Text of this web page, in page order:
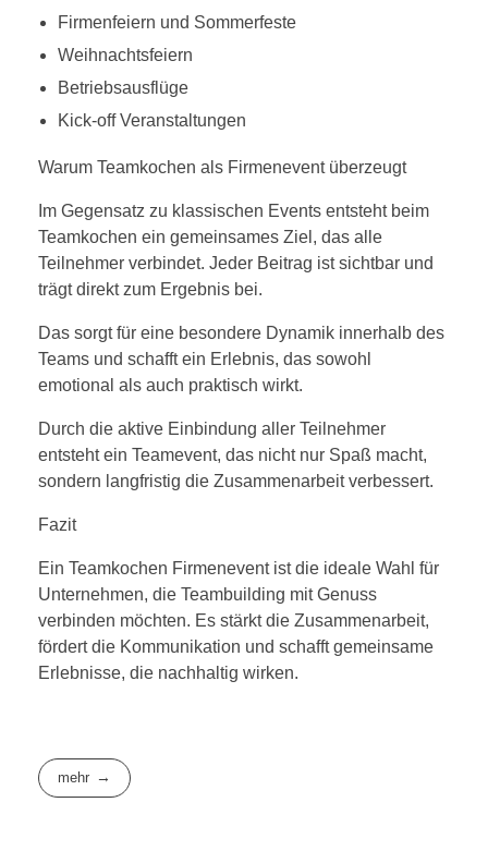
Firmenfeiern und Sommerfeste
Weihnachtsfeiern
Betriebsausflüge
Kick-off Veranstaltungen
Warum Teamkochen als Firmenevent überzeugt
Im Gegensatz zu klassischen Events entsteht beim
Teamkochen ein gemeinsames Ziel, das alle
Teilnehmer verbindet. Jeder Beitrag ist sichtbar und
trägt direkt zum Ergebnis bei.
Das sorgt für eine besondere Dynamik innerhalb des
Teams und schafft ein Erlebnis, das sowohl
emotional als auch praktisch wirkt.
Durch die aktive Einbindung aller Teilnehmer
entsteht ein Teamevent, das nicht nur Spaß macht,
sondern langfristig die Zusammenarbeit verbessert.
Fazit
Ein Teamkochen Firmenevent ist die ideale Wahl für
Unternehmen, die Teambuilding mit Genuss
verbinden möchten. Es stärkt die Zusammenarbeit,
fördert die Kommunikation und schafft gemeinsame
Erlebnisse, die nachhaltig wirken.
mehr